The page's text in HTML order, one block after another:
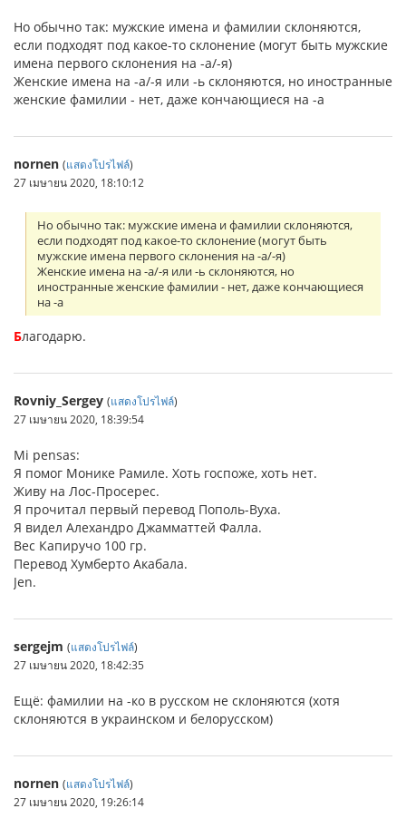
Но обычно так: мужские имена и фамилии склоняются,
если подходят под какое-то склонение (могут быть мужские
имена первого склонения на -а/-я)
Женские имена на -а/-я или -ь склоняются, но иностранные
женские фамилии - нет, даже кончающиеся на -а
nornen (แสดงโปรไฟล์)
27 เมษายน 2020, 18:10:12
Но обычно так: мужские имена и фамилии склоняются,
если подходят под какое-то склонение (могут быть
мужские имена первого склонения на -а/-я)
Женские имена на -а/-я или -ь склоняются, но
иностранные женские фамилии - нет, даже кончающиеся
на -а
Благодарю.
Rovniy_Sergey (แสดงโปรไฟล์)
27 เมษายน 2020, 18:39:54
Mi pensas:
Я помог Монике Рамиле. Хоть госпоже, хоть нет.
Живу на Лос-Просерес.
Я прочитал первый перевод Пополь-Вуха.
Я видел Алехандро Джамматтей Фалла.
Вес Капиручо 100 гр.
Перевод Хумберто Акабала.
Jen.
sergejm (แสดงโปรไฟล์)
27 เมษายน 2020, 18:42:35
Ещё: фамилии на -ко в русском не склоняются (хотя
склоняются в украинском и белорусском)
nornen (แสดงโปรไฟล์)
27 เมษายน 2020, 19:26:14